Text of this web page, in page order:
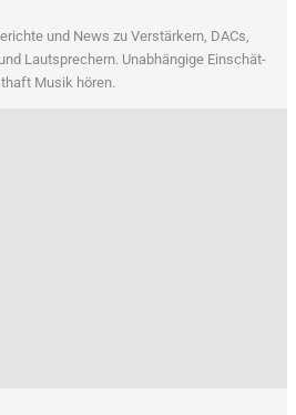
und News zu Ver­stär­kern, DACs,
Laut­spre­chern. Unab­hän­gi­ge Ein­schät­
Musik hören.